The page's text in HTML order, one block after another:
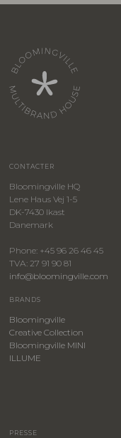
CONTACTER
Bloomingville HQ
Lene Haus Vej 1-5
DK-7430 Ikast
Danemark
Phone: +45 96 26 46 45
TVA: 27 91 90 81
info@bloomingville.com
BRANDS
Bloomingville
Creative Collection
Bloomingville MINI
ILLUME
PRESSE